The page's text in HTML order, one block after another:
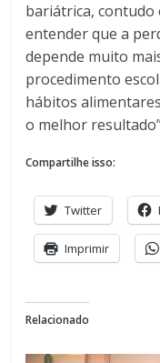
bariátrica,
entender que a
depende muito
procedimento
hábitos
o melhor
Compartilhe isso:
Twitter
Imprimir
Relacionado